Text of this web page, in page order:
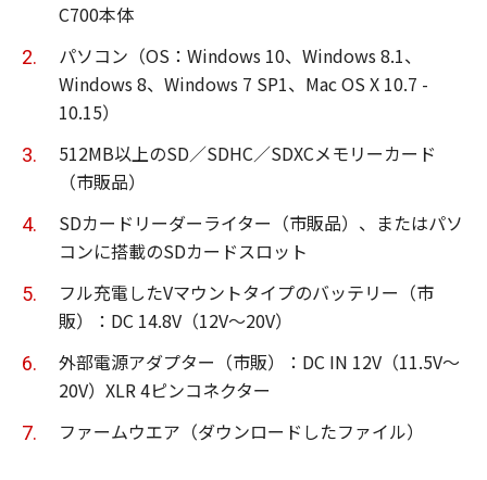
C700本体
パソコン（OS：Windows 10、Windows 8.1、
Windows 8、Windows 7 SP1、Mac OS X 10.7 -
10.15）
512MB以上のSD／SDHC／SDXCメモリーカード
（市販品）
SDカードリーダーライター（市販品）、またはパソ
コンに搭載のSDカードスロット
フル充電したVマウントタイプのバッテリー（市
販）：DC 14.8V（12V～20V）
外部電源アダプター（市販）：DC IN 12V（11.5V～
20V）XLR 4ピンコネクター
ファームウエア（ダウンロードしたファイル）